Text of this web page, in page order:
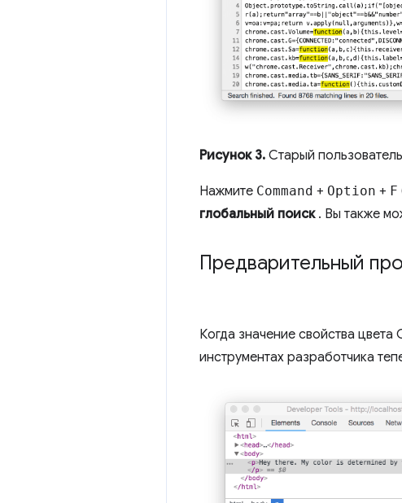
Рисунок 3. Старый
Нажмите Command + Option + F
глобальный поиск. Вы также
Предварительный
Когда значение свойства цвета
инструментах разработчика